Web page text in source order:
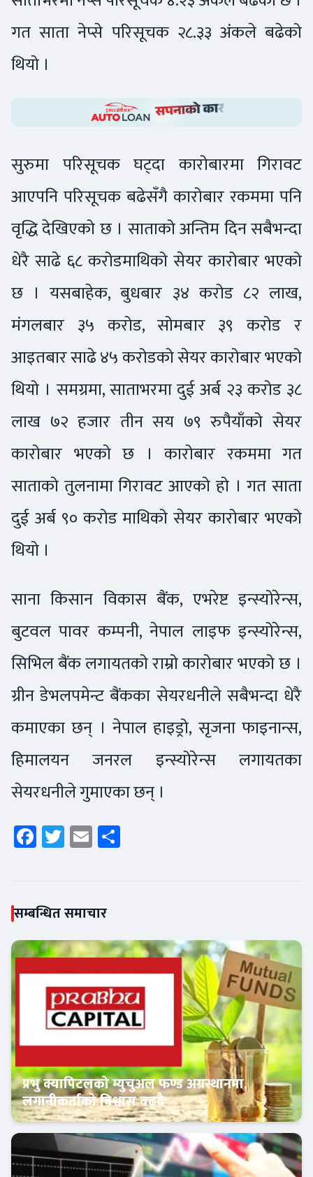
गत साता नेप्से परिसूचक २८.३३ अंकले बढेको
थियो ।
सुरुमा परिसूचक घट्दा कारोबारमा गिरावट
आएपनि परिसूचक बढेसँगै कारोबार रकममा पनि
वृद्धि देखिएको छ । साताको अन्तिम दिन सबैभन्दा
धेरै साढे ६८ करोडमाथिको सेयर कारोबार भएको
छ । यसबाहेक, बुधबार ३४ करोड ८२ लाख,
मंगलबार ३५ करोड, सोमबार ३९ करोड र
आइतबार साढे ४५ करोडको सेयर कारोबार भएको
थियो । समग्रमा, साताभरमा दुई अर्ब २३ करोड ३८
लाख ७२ हजार तीन सय ७९ रुपैयाँको सेयर
कारोबार भएको छ । कारोबार रकममा गत
साताको तुलनामा गिरावट आएको हो । गत साता
दुई अर्ब ९० करोड माथिको सेयर कारोबार भएको
थियो ।
साना किसान विकास बैंक, एभरेष्ट इन्स्योरेन्स,
बुटवल पावर कम्पनी, नेपाल लाइफ इन्स्योरेन्स,
सिभिल बैंक लगायतको राम्रो कारोबार भएको छ ।
ग्रीन डेभलपमेन्ट बैंकका सेयरधनीले सबैभन्दा धेरै
कमाएका छन् । नेपाल हाइड्रो, सृजना फाइनान्स,
हिमालयन जनरल इन्स्योरेन्स लगायतका
सेयरधनीले गुमाएका छन् ।
Facebook
Twitter
Email
सम्बन्धित समाचार
Banner News
प्रभु क्यापिटलको म्युचुअल फण्ड अग्रस्थानमा,
लगानीकर्ताको विश्वास बढ्दै